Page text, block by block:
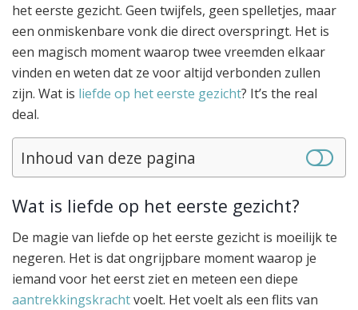
het eerste gezicht. Geen twijfels, geen spelletjes, maar
een onmiskenbare vonk die direct overspringt. Het is
een magisch moment waarop twee vreemden elkaar
vinden en weten dat ze voor altijd verbonden zullen
zijn. Wat is liefde op het eerste gezicht? It’s the real
deal.
Inhoud van deze pagina
Wat is liefde op het eerste gezicht?
De magie van liefde op het eerste gezicht is moeilijk te
negeren. Het is dat ongrijpbare moment waarop je
iemand voor het eerst ziet en meteen een diepe
aantrekkingskrachtvoelt. Het voelt als een flits van